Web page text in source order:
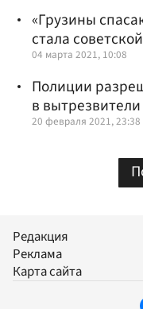
«Грузины
стала советской
04 марта 2021, 10:08
Полиции
в
20 февраля 2021, 23:38
Редакция
Реклама
Карта сайта